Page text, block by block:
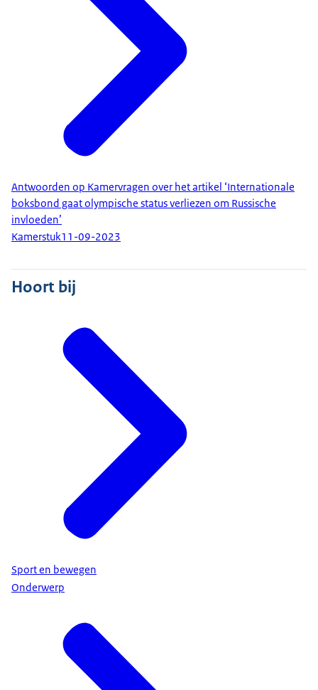
Antwoorden op Kamervragen over het artikel ‘Internationale
boksbond gaat olympische status verliezen om Russische
invloeden’
Kamerstuk11-09-2023
Hoort bij
Sport en bewegen
Onderwerp